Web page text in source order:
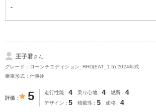
-
王子君さん
グレード：ローンチエディション_RHD(EAT_1.5) 2024年式
乗車形式：仕事用
評価 5 走行性能 4 乗り心地 4 燃費 4
デザイン 5 積載性 5 価格 4